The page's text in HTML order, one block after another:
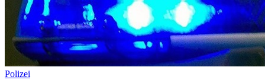
Polizei